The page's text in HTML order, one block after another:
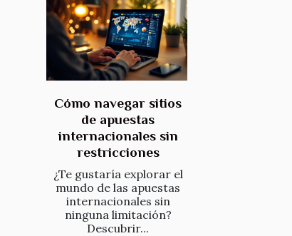
Cómo navegar sitios
de apuestas
internacionales sin
restricciones
¿Te gustaría explorar el
mundo de las apuestas
internacionales sin
ninguna limitación?
Descubrir...